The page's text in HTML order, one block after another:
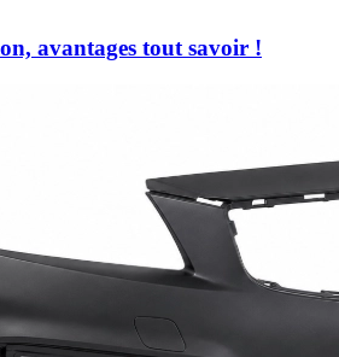
avantages tout savoir !